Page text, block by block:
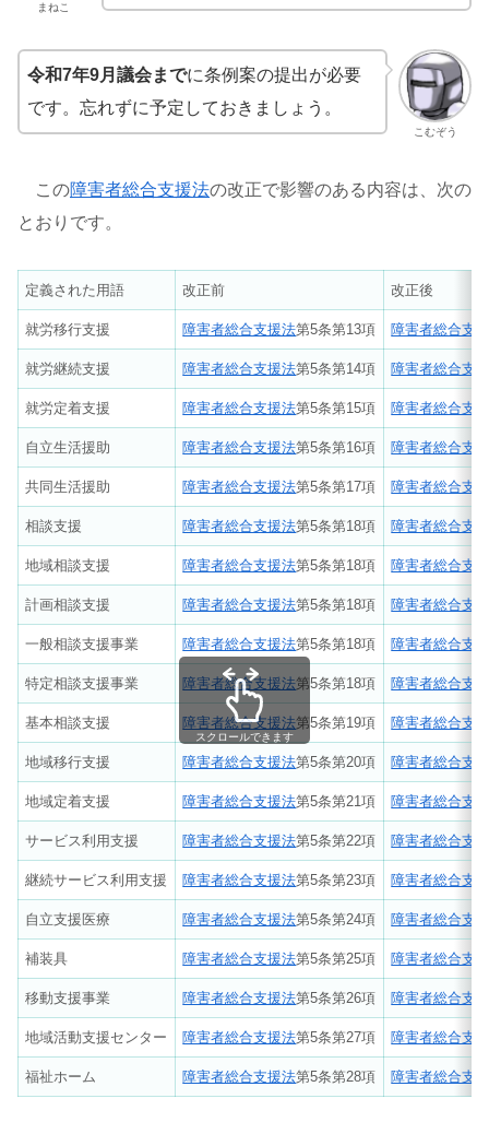
まねこ
こむぞう
令和7年9月議会までに条例案の提出が必要
です。忘れずに予定しておきましょう。
この障害者総合支援法の改正で影響のある内容は、次の
とおりです。
定義された用語 改正前 改正後
就労移行支援 障害者総合支援法第5条第13項 障害者総合支
就労継続支援 障害者総合支援法第5条第14項 障害者総合支
就労定着支援 障害者総合支援法第5条第15項 障害者総合支
自立生活援助 障害者総合支援法第5条第16項 障害者総合支
共同生活援助 障害者総合支援法第5条第17項 障害者総合支
相談支援 障害者総合支援法第5条第18項 障害者総合支
地域相談支援 障害者総合支援法第5条第18項 障害者総合支
計画相談支援 障害者総合支援法第5条第18項 障害者総合支
一般相談支援事業 障害者総合支援法第5条第18項 障害者総合支
特定相談支援事業 障害者総合支援法第5条第18項 障害者総合支
基本相談支援 障害者総合支援法第5条第19項 障害者総合支
地域移行支援 障害者総合支援法第5条第20項 障害者総合支
地域定着支援 障害者総合支援法第5条第21項 障害者総合支
サービス利用支援 障害者総合支援法第5条第22項 障害者総合支
継続サービス利用支援 障害者総合支援法第5条第23項 障害者総合支
自立支援医療 障害者総合支援法第5条第24項 障害者総合支
補装具 障害者総合支援法第5条第25項 障害者総合支
移動支援事業 障害者総合支援法第5条第26項 障害者総合支
地域活動支援センター 障害者総合支援法第5条第27項 障害者総合支
福祉ホーム 障害者総合支援法第5条第28項 障害者総合支
スクロールできます